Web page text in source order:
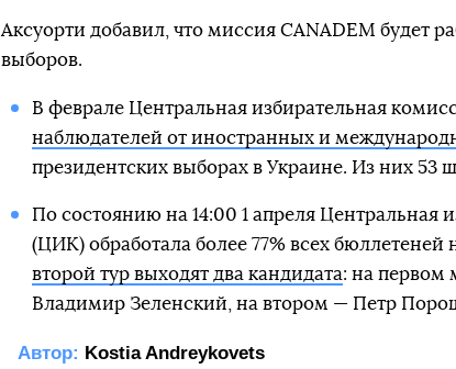
Аксуорти добавил, что миссия CANADEM будет
выборов.
В феврале Центральная избирательная
наблюдателей от иностранных и
президентских выборах в Украине. Из них 53
По состоянию на 14:00 1 апреля Центральная
(ЦИК) обработала более 77% всех бюллетеней
второй тур выходят два кандидата: на первом
Владимир Зеленский, на втором — Петр
Автор: Kostia Andreykovets